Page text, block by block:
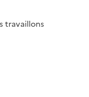
travaillons